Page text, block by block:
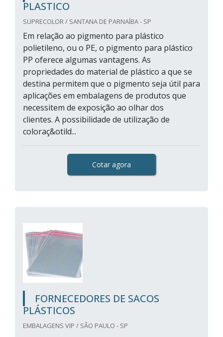
PLASTICO
SUPRECOLOR / SANTANA DE PARNAÍBA - SP
Em relação ao pigmento para plástico
polietileno, ou o PE, o pigmento para plástico
PP oferece algumas vantagens. As
propriedades do material de plástico a que se
destina permitem que o pigmento seja útil para
aplicações em embalagens de produtos que
necessitem de exposição ao olhar dos
clientes. A possibilidade de utilização de
coloraç&otild...
Cotar agora
FORNECEDORES DE SACOS
PLÁSTICOS
EMBALAGENS VIP / SÃO PAULO - SP